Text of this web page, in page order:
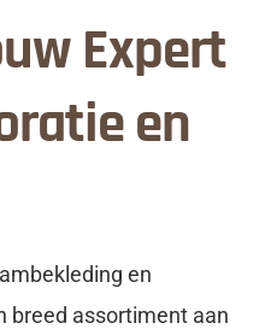
Expert
en
en
breed assortiment aan